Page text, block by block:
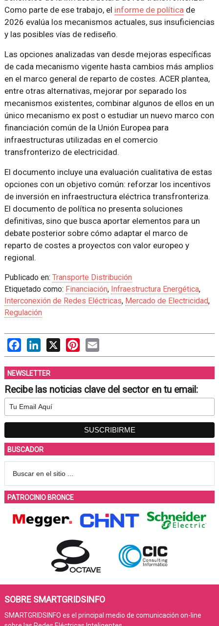
Como parte de ese trabajo, el informe de política de
2026 evalúa los mecanismos actuales, sus insuficiencias
y las posibles vías de rediseño.
Las opciones analizadas van desde mejoras específicas
de cada mecanismo vigente hasta cambios más amplios
en el marco general de reparto de costes. ACER plantea,
entre otras alternativas, mejorar por separado los
mecanismos existentes, combinar algunos de ellos en un
único mecanismo ex post o estudiar un nuevo marco con
financiación común de la Unión Europea para
infraestructuras utilizadas en el comercio
transfronterizo de electricidad.
El documento incluye una evaluación cualitativa de estas
opciones con un objetivo común: reforzar los incentivos
de inversión en infraestructura eléctrica transfronteriza.
El documento de política no presenta soluciones
definitivas, sino que busca aportar elementos para un
debate posterior sobre cómo adaptar el marco de
reparto de costes a proyectos con valor europeo y
regional.
Publicado en: Transporte Distribución
Etiquetado como: Financiación, Infraestructura Energética,
Interconexión de Redes Eléctricas, Mercado de Electricidad,
Regulación
FacebookLinkedIn
X PinterestEmail
NEWSLETTER
Recibe las noticias clave del sector en tu email:
BUSCADOR
PATROCINIO BRONCE
SOBRE SMARTGRIDSINFO
SMARTGRIDSINFO es el principal medio de comunicación on-line